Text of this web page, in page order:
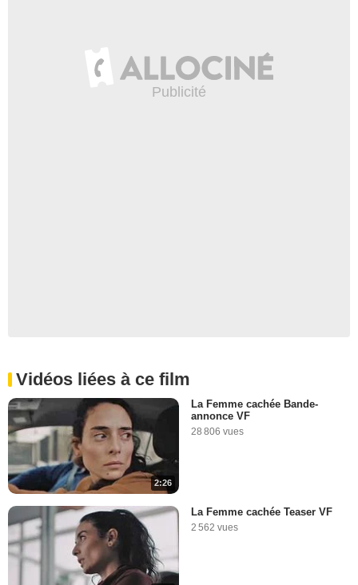
Vidéos liées à ce film
2:26
La Femme cachée Bande-
annonce VF
28 806 vues
La Femme cachée Teaser VF
2 562 vues